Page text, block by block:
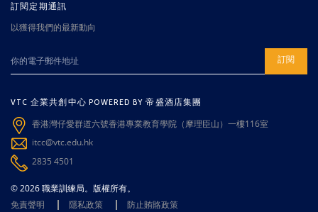
訂閱定期通訊
以獲得我們的最新動向
訂閱
VTC 企業共創中心 POWERED BY 帝盛酒店集團
香港灣仔愛群道六號香港專業教育學院（摩理臣山）一樓116室
itcc@vtc.edu.hk
2835 4501
© 2026 職業訓練局。版權所有。
免責聲明
隱私政策 防止賄賂政策